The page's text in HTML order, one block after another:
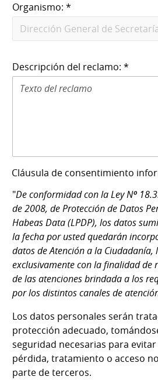
Organismo: *
Descripción del reclamo: *
Cláusula de consentimiento
"De conformidad con la Ley Nº
de 2008, de Protección de Datos
Habeas Data (LPDP), los datos
la fecha por usted quedarán
datos de Atención a la Ciudadanía,
exclusivamente con la finalidad de
de las atenciones brindada a los
por los distintos canales de
Los datos personales serán
protección adecuado,
seguridad necesarias para
pérdida, tratamiento o acceso
parte de terceros.